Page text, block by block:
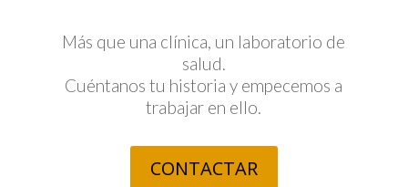
Más que una clínica, un laboratorio de
salud.
Cuéntanos tu historia y empecemos a
trabajar en ello.
CONTACTAR